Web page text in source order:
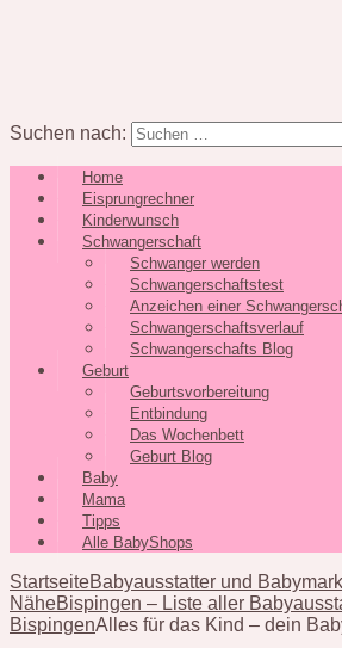
Suchen nach:
Home
Eisprungrechner
Kinderwunsch
Schwangerschaft
Schwanger werden
Schwangerschaftstest
Anzeichen einer
Schwangerschaftsverlauf
Schwangerschafts Blog
Geburt
Geburtsvorbereitung
Entbindung
Das Wochenbett
Geburt Blog
Baby
Mama
Tipps
Alle BabyShops
StartseiteBabyausstatter und
NäheBispingen – Liste aller
BispingenAlles für das Kind – dein